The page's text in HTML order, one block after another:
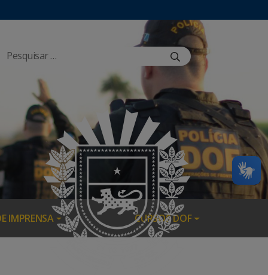
IMPRENSA CURSOS DOF